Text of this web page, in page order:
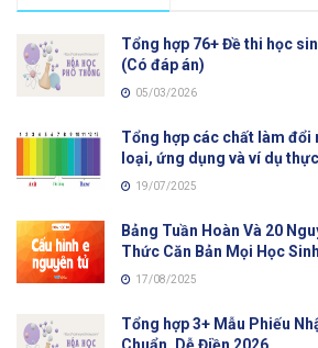
Tổng hợp 76+ Đề thi học
(Có đáp án)
05/03/2026
Tổng hợp các chất làm đổi
loại, ứng dụng và ví dụ
19/07/2025
Bảng Tuần Hoàn Và 20
Thức Căn Bản Mọi Học
17/08/2025
Tổng hợp 3+ Mẫu Phiếu